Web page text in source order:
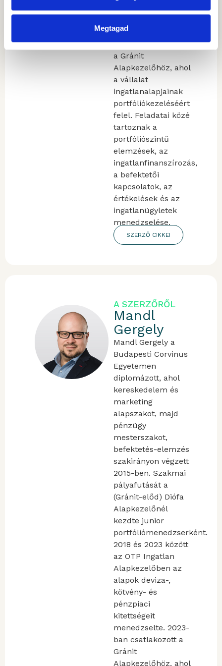
Megtagad
tanácsadóként
CBRE-hez. 2020
nyarán csatlakozott
a Gránit
Alapkezelőhöz, ahol
a vállalat
ingatlanalapjainak
portfóliókezeléséért
felel. Feladatai közé
tartoznak a
portfóliószintű
elemzések, az
ingatlanfinanszírozás,
a befektetői
kapcsolatok, az
értékelések és az
ingatlanügyletek
menedzselése.
SZERZŐ CIKKEI
A SZERZŐRŐL
Mandl
Gergely
Mandl Gergely a
Budapesti Corvinus
Egyetemen
diplomázott, ahol
kereskedelem és
marketing
alapszakot, majd
pénzügy
mesterszakot,
befektetés-elemzés
szakirányon végzett
2015-ben. Szakmai
pályafutását a
(Gránit-előd) Diófa
Alapkezelőnél
kezdte junior
portfóliómenedzserként.
2018 és 2023 között
az OTP Ingatlan
Alapkezelőben az
alapok deviza-,
kötvény- és
pénzpiaci
kitettségeit
menedzselte. 2023-
ban csatlakozott a
Gránit
Alapkezelőhöz, ahol